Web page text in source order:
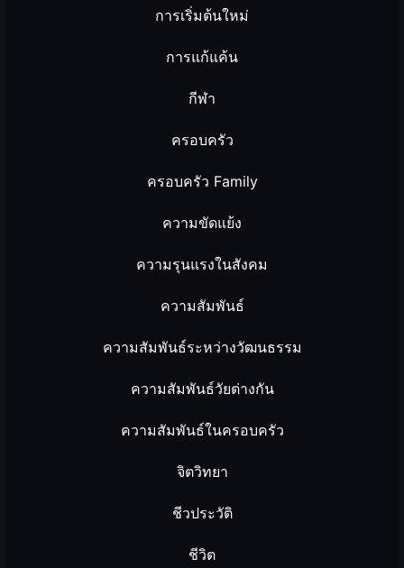
การเริ่มต้นใหม่
การแก้แค้น
กีฬา
ครอบครัว
ครอบครัว Family
ความขัดแย้ง
ความรุนแรงในสังคม
ความสัมพันธ์
ความสัมพันธ์ระหว่างวัฒนธรรม
ความสัมพันธ์วัยต่างกัน
ความสัมพันธ์ในครอบครัว
จิตวิทยา
ชีวประวัติ
ชีวิต